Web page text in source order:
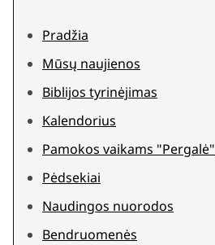
Pradžia
Mūsų naujienos
Biblijos tyrinėjimas
Kalendorius
Pamokos vaikams "Pergalė"
Pėdsekiai
Naudingos nuorodos
Bendruomenės